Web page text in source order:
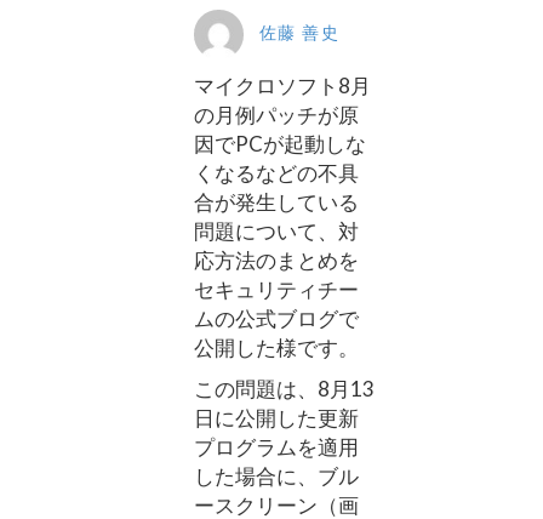
佐藤 善史
マイクロソフト8月
の月例パッチが原
因でPCが起動しな
くなるなどの不具
合が発生している
問題について、対
応方法のまとめを
セキュリティチー
ムの公式ブログで
公開した様です。
この問題は、8月13
日に公開した更新
プログラムを適用
した場合に、ブル
ースクリーン（画